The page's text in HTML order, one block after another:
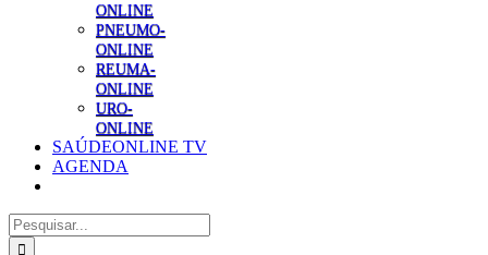
ONLINE
PNEUMO-
ONLINE
REUMA-
ONLINE
URO-
ONLINE
SAÚDEONLINE TV
AGENDA
Pesquisar